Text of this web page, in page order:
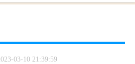
03-10 21:39:59